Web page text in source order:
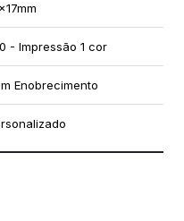
- Impressão 1 cor
Enobrecimento
os nossos gabaritos